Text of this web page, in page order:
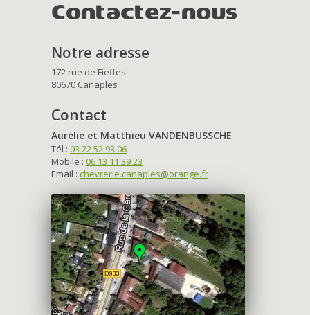
Contactez-nous
Notre adresse
172 rue de Fieffes
80670 Canaples
Contact
Aurélie et Matthieu VANDENBUSSCHE
Tél : 03 22 52 93 06
Mobile : 06 13 11 39 23
Email : chevrerie.canaples@orange.fr